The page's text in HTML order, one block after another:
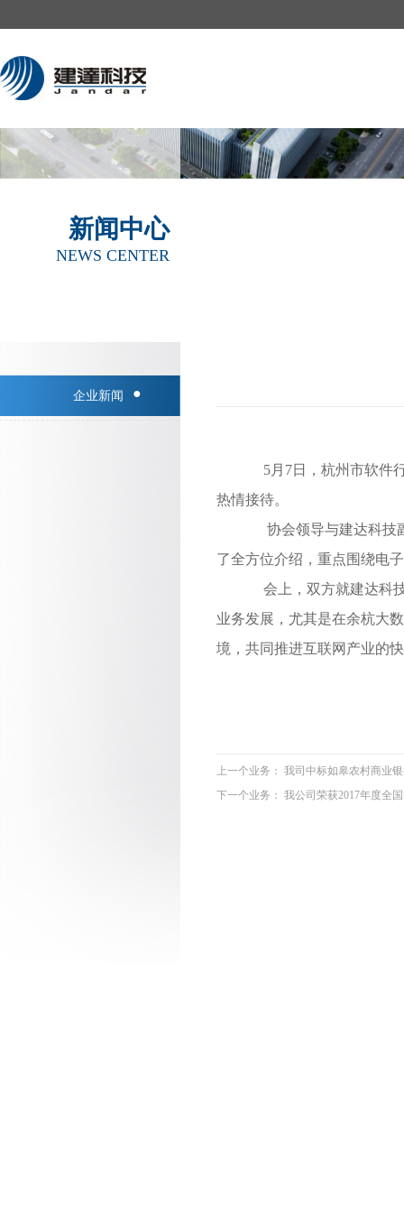
新闻中心
NEWS CENTER
●
企业新闻
5月7日，杭州市软件
热情接待。
协会领导与建达科技
了全方位介绍，重点围绕电
会上，双方就建达科
业务发展，尤其是在余杭大
境，共同推进互联网产业的
上一个业务： 我司中标如皋农村商业
下一个业务： 我公司荣获2017年度全